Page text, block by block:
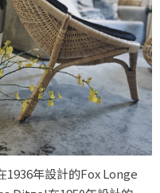
1936年設計的Fox Longe